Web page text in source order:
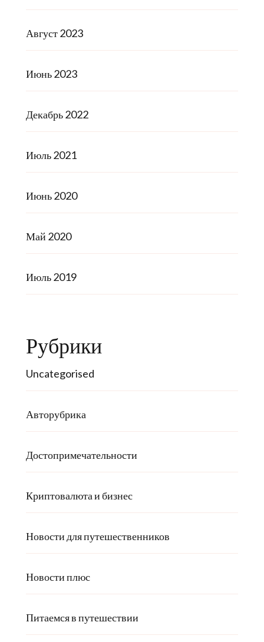
Август 2023
Июнь 2023
Декабрь 2022
Июль 2021
Июнь 2020
Май 2020
Июль 2019
Рубрики
Uncategorised
Авторубрика
Достопримечательности
Криптовалюта и бизнес
Новости для путешественников
Новости плюс
Питаемся в путешествии